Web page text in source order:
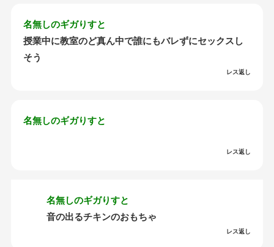
名無しのギガりすと
授業中に教室のど真ん中で誰にもバレずにセックスし
そう
レス返し
名無しのギガりすと
レス返し
名無しのギガりすと
音の出るチキンのおもちゃ
レス返し